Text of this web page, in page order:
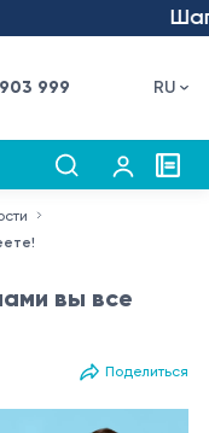
Шаг
999 RU
вы все
Поделиться